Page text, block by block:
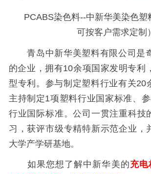
PCABS染色料--中新华美染色塑
可按客户需求定制）
青岛中新华美塑料有限公司是
的企业，拥有10余项国家发明专利
型专利。参与制定塑料行业有关20
主持制定1项塑料行业国家标准、
行业国际标准。公司一贯注重科技
习，获评市级专精特新示范企业，
大学产学研基地。
如果您想了解中新华美的充电